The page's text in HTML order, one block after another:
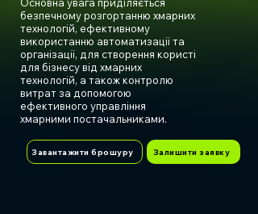
безпечному розгортанню хмарних
технологій, ефективному
використанню автоматизації та
організації, для створення користі
для бізнесу від хмарних
технологій, а також контролю
витрат за допомогою
ефективного управління
хмарними постачальниками.
Завантажити брошуру Залишити заявку